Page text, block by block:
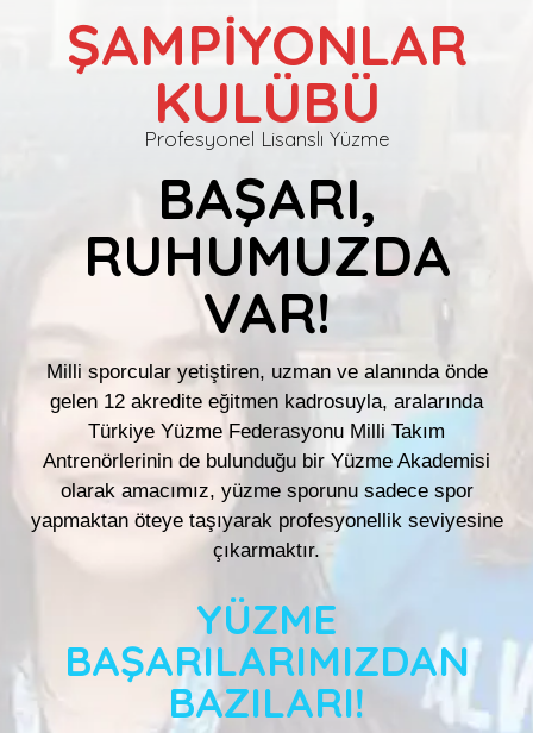
ŞAMPİYONLAR
KULÜBÜ
Profesyonel Lisanslı Yüzme
BAŞARI,
RUHUMUZDA
VAR!
Milli sporcular yetiştiren, uzman ve alanında önde
gelen 12 akredite eğitmen kadrosuyla, aralarında
Türkiye Yüzme Federasyonu Milli Takım
Antrenörlerinin de bulunduğu bir Yüzme Akademisi
olarak amacımız, yüzme sporunu sadece spor
yapmaktan öteye taşıyarak profesyonellik seviyesine
çıkarmaktır.
YÜZME
BAŞARILARIMIZDAN
BAZILARI!